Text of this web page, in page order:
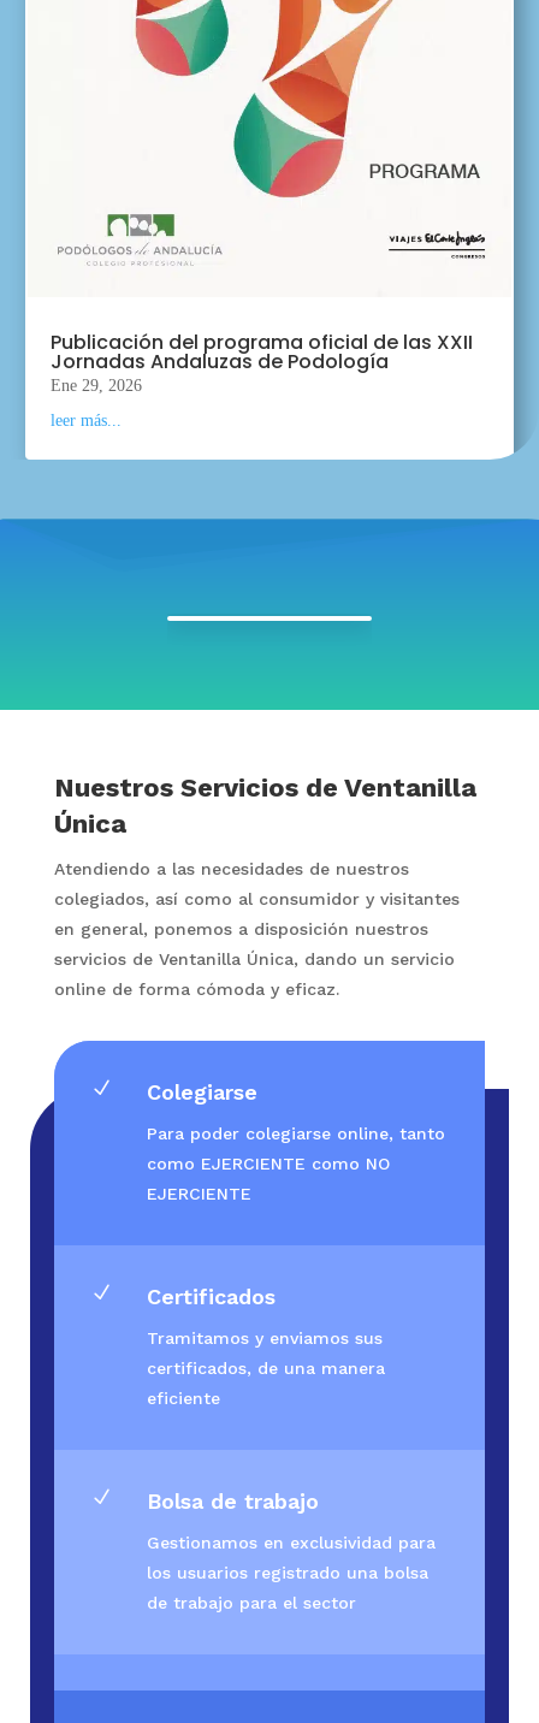
Publicación del programa oficial de las XXII
Jornadas Andaluzas de Podología
Ene 29, 2026
leer más...
Nuestros Servicios de Ventanilla
Única
Atendiendo a las necesidades de nuestros
colegiados, así como al consumidor y visitantes
en general, ponemos a disposición nuestros
servicios de Ventanilla Única, dando un servicio
online de forma cómoda y eficaz.
N Colegiarse
Para poder colegiarse online, tanto
como EJERCIENTE como NO
EJERCIENTE
N Certificados
Tramitamos y enviamos sus
certificados, de una manera
eficiente
N Bolsa de trabajo
Gestionamos en exclusividad para
los usuarios registrado una bolsa
de trabajo para el sector